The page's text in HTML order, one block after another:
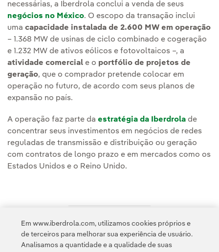
necessárias, a Iberdrola conclui a venda de seus
negócios no México. O escopo da transação inclui
uma capacidade instalada de 2.600 MW em operação
– 1.368 MW de usinas de ciclo combinado e cogeração
e 1.232 MW de ativos eólicos e fotovoltaicos –, a
atividade comercial e o portfólio de projetos de
geração, que o comprador pretende colocar em
operação no futuro, de acordo com seus planos de
expansão no país.
A operação faz parte da estratégia da Iberdrola de
concentrar seus investimentos em negócios de redes
reguladas de transmissão e distribuição ou geração
com contratos de longo prazo e em mercados como os
Estados Unidos e o Reino Unido.
Acesso a informação legal
Em www.iberdrola.com, utilizamos cookies próprios e
de terceiros para melhorar sua experiência de usuário.
Analisamos a quantidade e a qualidade de suas